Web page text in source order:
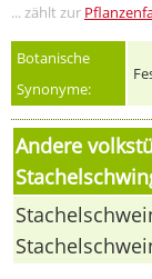
... zählt zur
Botanische
Synonyme:
Andere